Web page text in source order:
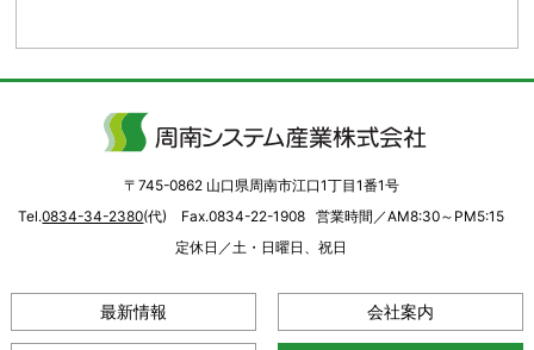
〒745-0862 山口県周南市江口1丁目1番1号
Tel.0834-34-2380(代) Fax.0834-22-1908
営業時間／AM8:30～PM5:15
定休日／土・日曜日、祝日
最新情報 会社案内